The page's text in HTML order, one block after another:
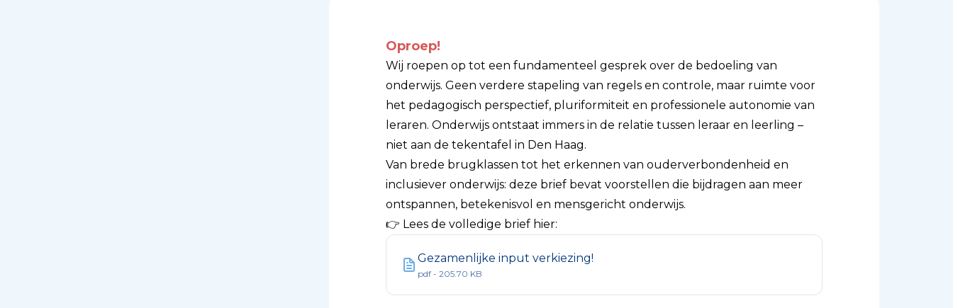
Oproep!
Wij roepen op tot een fundamenteel gesprek over de bedoeling van
onderwijs. Geen verdere stapeling van regels en controle, maar ruimte voor
het pedagogisch perspectief, pluriformiteit en professionele autonomie van
leraren. Onderwijs ontstaat immers in de relatie tussen leraar en leerling –
niet aan de tekentafel in Den Haag.
Van brede brugklassen tot het erkennen van ouderverbondenheid en
inclusiever onderwijs: deze brief bevat voorstellen die bijdragen aan meer
ontspannen, betekenisvol en mensgericht onderwijs.
👉 Lees de volledige brief hier:
Gezamenlijke input verkiezing!
pdf - 205.70 KB